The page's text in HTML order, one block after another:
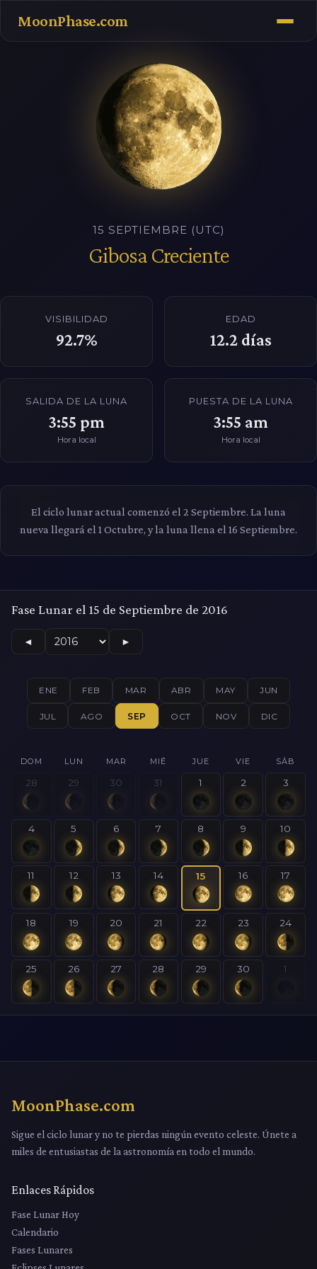
MoonPhase.com
15 SEPTIEMBRE (UTC)
Gibosa Creciente
VISIBILIDAD
92.7%
EDAD
12.2días
SALIDA DE LA LUNA
3:55 pm
Hora local
PUESTA DE LA LUNA
3:55 am
Hora local
El ciclo lunar actual comenzó el 2 Septiembre. La luna
nueva llegará el 1 Octubre, y la luna llena el 16 Septiembre.
Fase Lunar el 15 de Septiembre de 2016
◄ ►
ENE FEB MAR ABR MAY JUN
JUL AGO SEP OCT NOV DIC
DOM LUN MAR MIÉ JUE VIE SÁB
28 29 30 31 1 2 3
4 5 6 7 8 9 10
11 12 13 14 15 16 17
18 19 20 21 22 23 24
25 26 27 28 29 30 1
MoonPhase.com
Sigue el ciclo lunar y no te pierdas ningún evento celeste. Únete a
miles de entusiastas de la astronomía en todo el mundo.
Enlaces Rápidos
Fase Lunar Hoy
Calendario
Fases Lunares